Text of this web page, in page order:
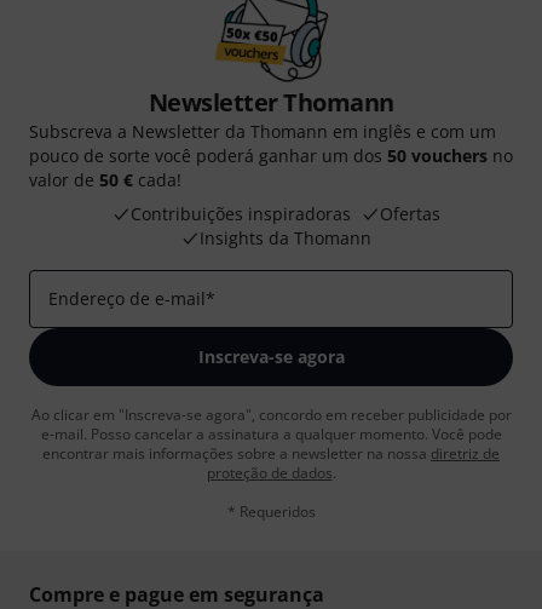
Newsletter Thomann
Subscreva a Newsletter da Thomann em inglês e com um
pouco de sorte você poderá ganhar um dos 50 vouchers no
valor de 50 € cada!
Contribuições inspiradoras
Ofertas
Insights da Thomann
Endereço de e-mail*
Inscreva-se agora
Ao clicar em "Inscreva-se agora", concordo em receber publicidade por
e-mail. Posso cancelar a assinatura a qualquer momento. Você pode
encontrar mais informações sobre a newsletter na nossa diretriz de
proteção de dados.
* Requeridos
Compre e pague em segurança